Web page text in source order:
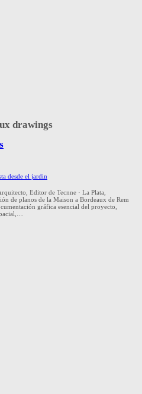
drawings
Editor de Tecnne · La Plata,
de planos de la Maison a Bordeaux de Rem
gráfica esencial del proyecto,